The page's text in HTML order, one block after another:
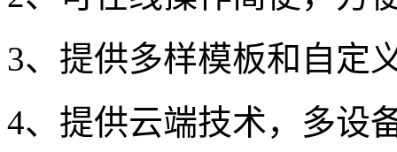
3、提供多样模板和自定
4、提供云端技术，多设